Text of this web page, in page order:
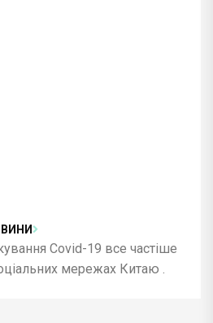
Covid-19 все частіше
мережах Китаю .